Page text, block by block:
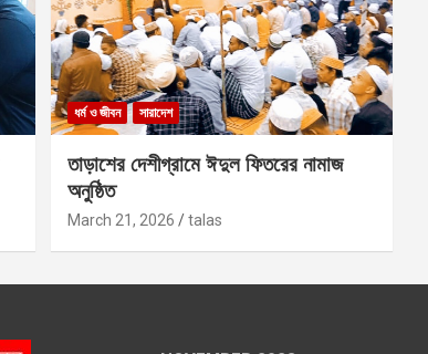
ধর্ম ও জীবন সারাদেশ
তাড়াশের দেশীগ্রামে ঈদুল ফিতরের নামাজ
অনুষ্ঠিত
March 21, 2026 talas